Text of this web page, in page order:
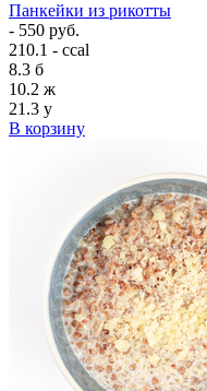
Панкейки из рикотты
- 550 руб.
210.1 - ccal
8.3 б
10.2 ж
21.3 у
В корзину